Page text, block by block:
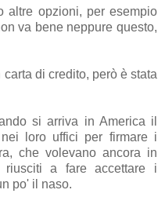
altre opzioni, per esempio
va bene neppure questo,
di credito, però è stata
si arriva in America il
loro uffici per firmare i
che volevano ancora in
a fare accettare i
po' il naso.